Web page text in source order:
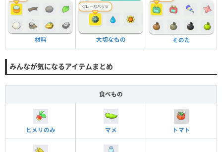
材料 大切なもの そのた
みんなが気になるアイテムまとめ
食べもの
ヒメリのみ マメ トマト